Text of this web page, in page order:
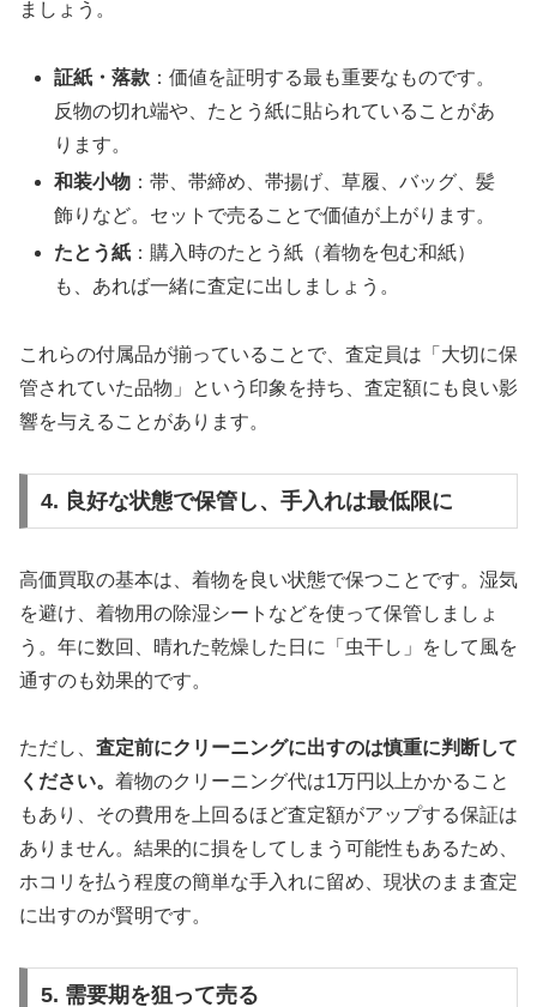
ましょう。
証紙・落款 ：価値を証明する最も重要なものです。
反物の切れ端や、たとう紙に貼られていることがあ
ります。
和装小物 ：帯、帯締め、帯揚げ、草履、バッグ、髪
飾りなど。セットで売ることで価値が上がります。
たとう紙 ：購入時のたとう紙（着物を包む和紙）
も、あれば一緒に査定に出しましょう。
これらの付属品が揃っていることで、査定員は「大切に保
管されていた品物」という印象を持ち、査定額にも良い影
響を与えることがあります。
4. 良好な状態で保管し、手入れは最低限に
高価買取の基本は、着物を良い状態で保つことです。湿気
を避け、着物用の除湿シートなどを使って保管しましょ
う。年に数回、晴れた乾燥した日に「虫干し」をして風を
通すのも効果的です。
ただし、 査定前にクリーニングに出すのは慎重に判断して
ください。 着物のクリーニング代は1万円以上かかること
もあり、その費用を上回るほど査定額がアップする保証は
ありません。結果的に損をしてしまう可能性もあるため、
ホコリを払う程度の簡単な手入れに留め、現状のまま査定
に出すのが賢明です。
5. 需要期を狙って売る